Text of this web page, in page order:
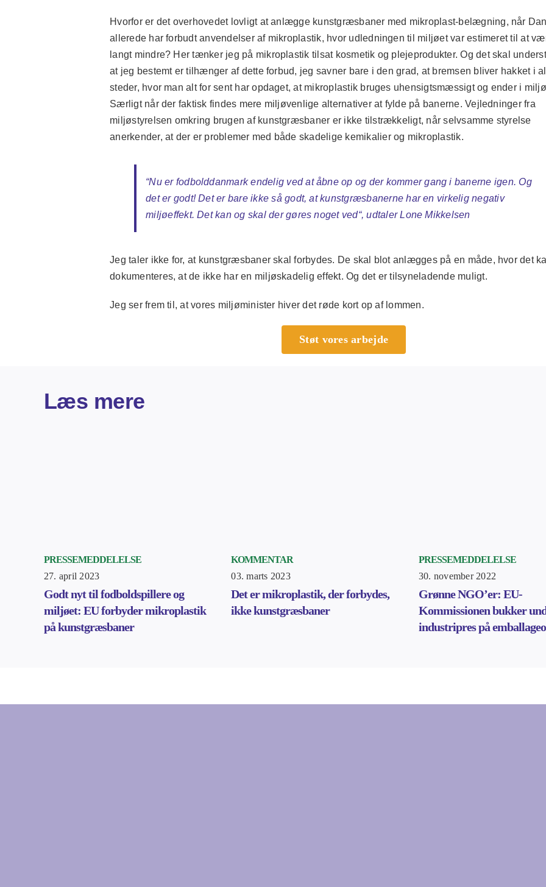
Hvorfor er det overhovedet lovligt at anlægge kunstgræsbaner med mikroplast-belægning, når
allerede har forbudt anvendelser af mikroplastik, hvor udledningen til miljøet var estimeret til at
langt mindre? Her tænker jeg på mikroplastik tilsat kosmetik og plejeprodukter. Og det skal
at jeg bestemt er tilhænger af dette forbud, jeg savner bare i den grad, at bremsen bliver hakket i
steder, hvor man alt for sent har opdaget, at mikroplastik bruges uhensigtsmæssigt og ender i
Særligt når der faktisk findes mere miljøvenlige alternativer at fylde på banerne. Vejledninger fra
miljøstyrelsen omkring brugen af kunstgræsbaner er ikke tilstrækkeligt, når selvsamme styrelse
anerkender, at der er problemer med både skadelige kemikalier og mikroplastik.
“Nu er fodbolddanmark endelig ved at åbne op og der kommer gang i banerne igen. Og
det er godt! Det er bare ikke så godt, at kunstgræsbanerne har en virkelig negativ
miljøeffekt. Det kan og skal der gøres noget ved“, udtaler Lone Mikkelsen
Jeg taler ikke for, at kunstgræsbaner skal forbydes. De skal blot anlægges på en måde, hvor det
dokumenteres, at de ikke har en miljøskadelig effekt. Og det er tilsyneladende muligt.
Jeg ser frem til, at vores miljøminister hiver det røde kort op af lommen.
Støt vores arbejde
Læs mere
PRESSEMEDDELELSE
27. april 2023
Godt nyt til fodboldspillere og
miljøet: EU forbyder mikroplastik
på kunstgræsbaner
KOMMENTAR
03. marts 2023
Det er mikroplastik, der forbydes,
ikke kunstgræsbaner
PRESSEMEDDELELSE
30. november 2022
Grønne NGO’er: EU-
Kommissionen bukker
industripres på